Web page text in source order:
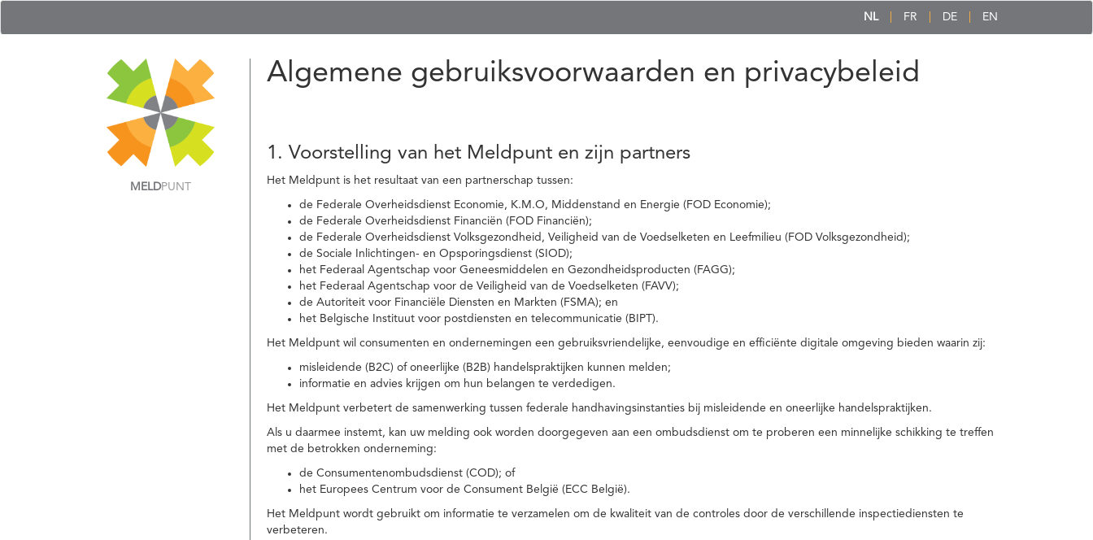
NL FR DE EN
MELDPUNT
Algemene gebruiksvoorwaarden en privacybeleid
1. Voorstelling van het Meldpunt en zijn partners
Het Meldpunt is het resultaat van een partnerschap tussen:
de Federale Overheidsdienst Economie, K.M.O, Middenstand en Energie (FOD Economie);
de Federale Overheidsdienst Financiën (FOD Financiën);
de Federale Overheidsdienst Volksgezondheid, Veiligheid van de Voedselketen en Leefmilieu (FOD Volksgezondheid);
de Sociale Inlichtingen- en Opsporingsdienst (SIOD);
het Federaal Agentschap voor Geneesmiddelen en Gezondheidsproducten (FAGG);
het Federaal Agentschap voor de Veiligheid van de Voedselketen (FAVV);
de Autoriteit voor Financiële Diensten en Markten (FSMA); en
het Belgische Instituut voor postdiensten en telecommunicatie (BIPT).
Het Meldpunt wil consumenten en ondernemingen een gebruiksvriendelijke, eenvoudige en efficiënte digitale omgeving bieden waarin zij:
misleidende (B2C) of oneerlijke (B2B) handelspraktijken kunnen melden;
informatie en advies krijgen om hun belangen te verdedigen.
Het Meldpunt verbetert de samenwerking tussen federale handhavingsinstanties bij misleidende en oneerlijke handelspraktijken.
Als u daarmee instemt, kan uw melding ook worden doorgegeven aan een ombudsdienst om te proberen een minnelijke schikking te treffen
met de betrokken onderneming:
de Consumentenombudsdienst (COD); of
het Europees Centrum voor de Consument België (ECC België).
Het Meldpunt wordt gebruikt om informatie te verzamelen om de kwaliteit van de controles door de verschillende inspectiediensten te
verbeteren.